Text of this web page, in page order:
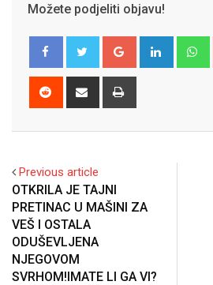
Možete podjeliti objavu!
Google+ LinkedIn
Reddit
Share
Previous article
OTKRILA JE TAJNI
PRETINAC U MAŠINI ZA
VEŠ I OSTALA
ODUŠEVLJENA
NJEGOVOM
SVRHOM!IMATE LI GA VI?